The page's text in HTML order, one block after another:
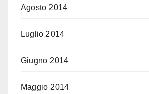
Agosto 2014
Luglio 2014
Giugno 2014
Maggio 2014